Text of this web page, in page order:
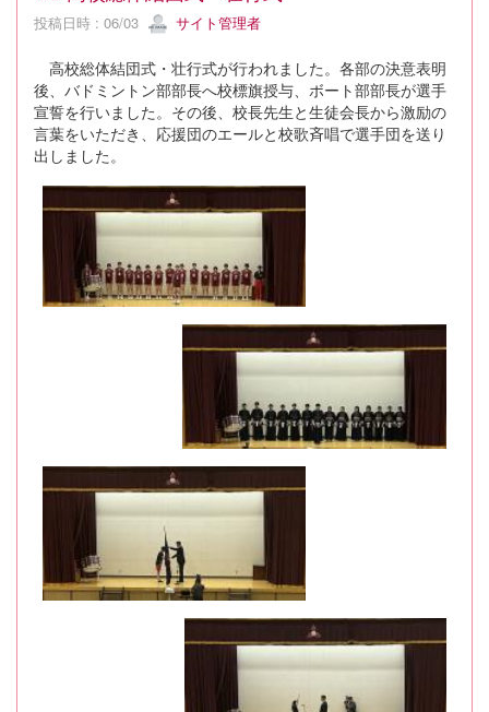
投稿日時 : 06/03 サイト管理者
高校総体結団式・壮行式が行われました。各部の決意表明
後、バドミントン部部長へ校標旗授与、ボート部部長が選手
宣誓を行いました。その後、校長先生と生徒会長から激励の
言葉をいただき、応援団のエールと校歌斉唱で選手団を送り
出しました。